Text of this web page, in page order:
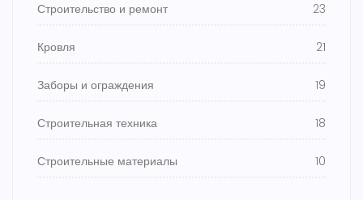
Строительство и ремонт 23
Кровля 21
Заборы и ограждения 19
Строительная техника 18
Строительные материалы 10